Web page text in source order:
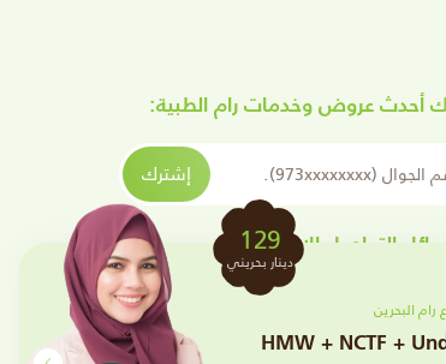
129
دينار بحريني
رام البحرين
HMW + NCTF +
أحدث عروض وخدمات رام الطبية:
إشترك
التواصل الإجتماعي